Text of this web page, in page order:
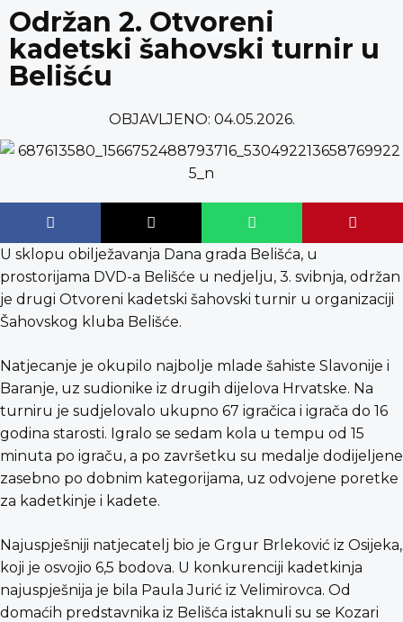
content
Održan 2. Otvoreni
kadetski šahovski turnir u
Belišću
OBJAVLJENO: 04.05.2026.
U sklopu obilježavanja Dana grada Belišća, u
prostorijama DVD-a Belišće u nedjelju, 3. svibnja, održan
je drugi Otvoreni kadetski šahovski turnir u organizaciji
Šahovskog kluba Belišće.
Natjecanje je okupilo najbolje mlade šahiste Slavonije i
Baranje, uz sudionike iz drugih dijelova Hrvatske. Na
turniru je sudjelovalo ukupno 67 igračica i igrača do 16
godina starosti. Igralo se sedam kola u tempu od 15
minuta po igraču, a po završetku su medalje dodijeljene
zasebno po dobnim kategorijama, uz odvojene poretke
za kadetkinje i kadete.
Najuspješniji natjecatelj bio je Grgur Brleković iz Osijeka,
koji je osvojio 6,5 bodova. U konkurenciji kadetkinja
najuspješnija je bila Paula Jurić iz Velimirovca. Od
domaćih predstavnika iz Belišća istaknuli su se Kozari